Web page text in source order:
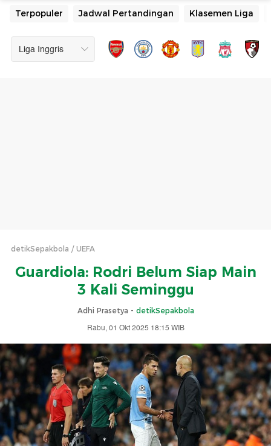
Terpopuler Jadwal Pertandingan Klasemen Liga
detikSepakbola UEFA
Guardiola: Rodri Belum Siap Main
3 Kali Seminggu
Adhi Prasetya - detikSepakbola
Rabu, 01 Okt 2025 18:15 WIB